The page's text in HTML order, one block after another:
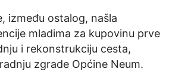
između ostalog, našla
mladima za kupovinu prve
i rekonstrukciju cesta,
zgrade Općine Neum.